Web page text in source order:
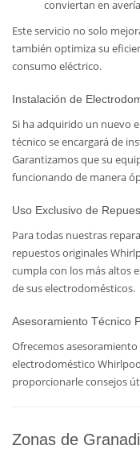
conviertan en
Este servicio no solo
también optimiza su
consumo eléctrico.
Instalación de
Si ha adquirido un nuevo
técnico se encargará de
Garantizamos que su
funcionando de manera
Uso Exclusivo de
Para todas nuestras
repuestos originales
cumpla con los más altos
de sus electrodomésticos.
Asesoramiento Técnico
Ofrecemos
electrodoméstico
proporcionarle consejos
Zonas de